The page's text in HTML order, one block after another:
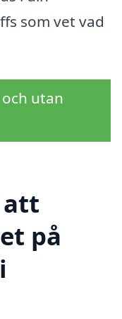
som vet vad
utan
på